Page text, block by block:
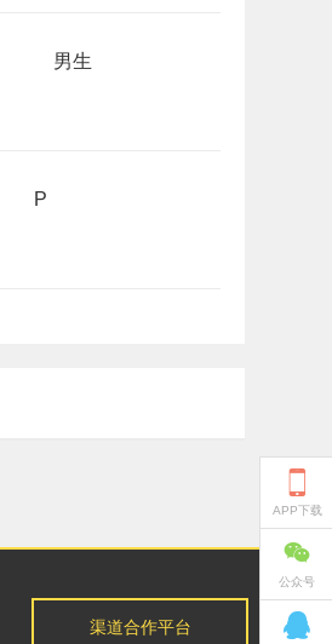
男生
P
渠道合作平台

APP下载

公众号
